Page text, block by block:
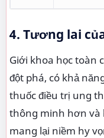
4. Tương lai
Giới khoa học toàn
đột phá, có khả
thuốc điều trị ung
thông minh hơn và
mang lại niềm hy